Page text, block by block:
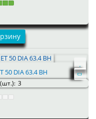
50 DIA 63.4 BH
3